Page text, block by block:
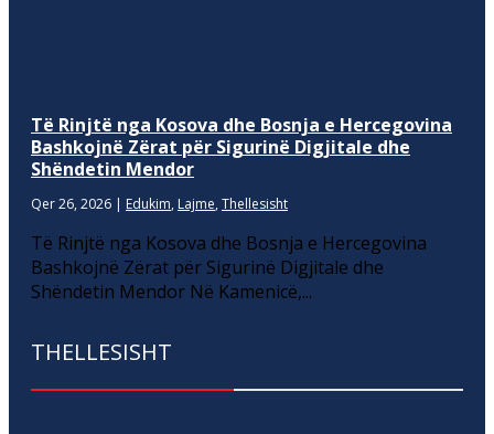
Të Rinjtë nga Kosova dhe Bosnja e Hercegovina
Bashkojnë Zërat për Sigurinë Digjitale dhe
Shëndetin Mendor
Qer 26, 2026 | Edukim, Lajme, Thellesisht
Të Rinjtë nga Kosova dhe Bosnja e Hercegovina
Bashkojnë Zërat për Sigurinë Digjitale dhe
Shëndetin Mendor Në Kamenicë,...
THELLESISHT